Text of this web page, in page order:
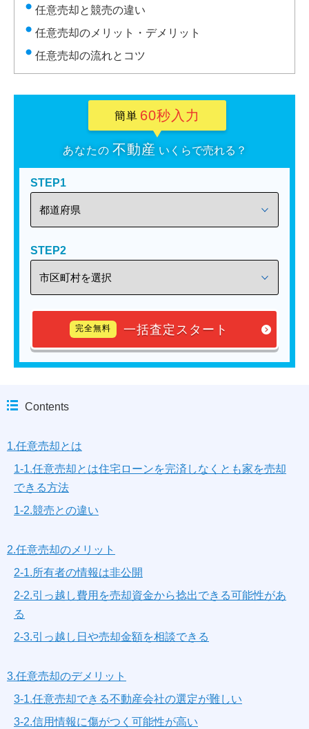
任意売却と競売の違い
任意売却のメリット・デメリット
任意売却の流れとコツ
簡単 60秒入力
あなたの 不動産 いくらで売れる？
STEP1
STEP2
完全無料 一括査定スタート
Contents
1.任意売却とは
1-1.任意売却とは住宅ローンを完済しなくとも家を売却
できる方法
1-2.競売との違い
2.任意売却のメリット
2-1.所有者の情報は非公開
2-2.引っ越し費用を売却資金から捻出できる可能性があ
る
2-3.引っ越し日や売却金額を相談できる
3.任意売却のデメリット
3-1.任意売却できる不動産会社の選定が難しい
3-2.信用情報に傷がつく可能性が高い